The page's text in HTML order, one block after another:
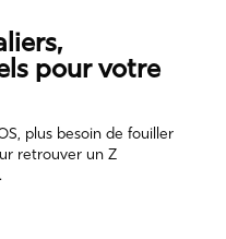
pour votre
plus besoin de fouiller
retrouver un Z